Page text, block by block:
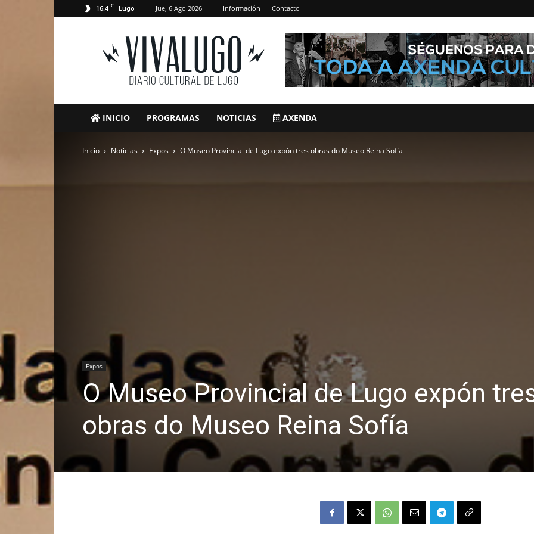
16.4 C Lugo Jue, 6 Ago 2026 Información Contacto
VivaLugo
INICIO PROGRAMAS NOTICIAS AXENDA
Inicio Noticias Expos O Museo Provincial de Lugo expón tres obras do Museo Reina Sofía
Expos
O Museo Provincial de Lugo expón
obras do Museo Reina Sofía